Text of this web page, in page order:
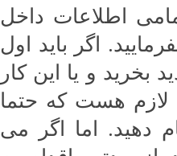
اطلاعات داخل
اگر باید اول
و یا این کار
لازم هست که حتما
دهید. اما اگر می